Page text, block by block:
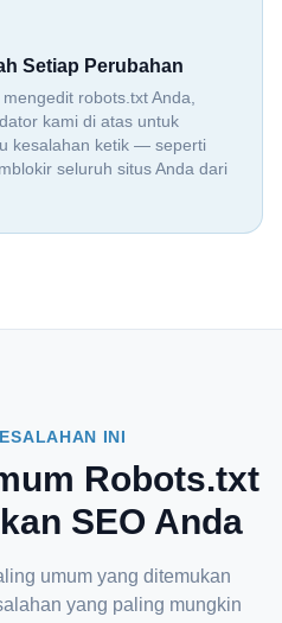
Setiap Perubahan
robots.txt Anda,
kami di atas untuk
kesalahan ketik — seperti
seluruh situs Anda dari
INI
Robots.txt
SEO Anda
umum yang ditemukan
yang paling mungkin